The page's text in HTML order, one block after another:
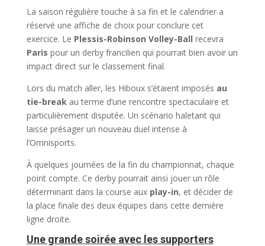
La saison régulière touche à sa fin et le calendrier a
réservé une affiche de choix pour conclure cet
exercice. Le Plessis-Robinson Volley-Ball recevra
Paris pour un derby francilien qui pourrait bien avoir un
impact direct sur le classement final.
Lors du match aller, les Hiboux s’étaient imposés au
tie-breakau terme d’une rencontre spectaculaire et
particulièrement disputée. Un scénario haletant qui
laisse présager un nouveau duel intense à
l’Omnisports.
À quelques journées de la fin du championnat, chaque
point compte. Ce derby pourrait ainsi jouer un rôle
déterminant dans la course aux play-in, et décider de
la place finale des deux équipes dans cette dernière
ligne droite.
Une grande soirée avec les supporters